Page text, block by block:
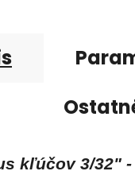
kľúčov 3/32"